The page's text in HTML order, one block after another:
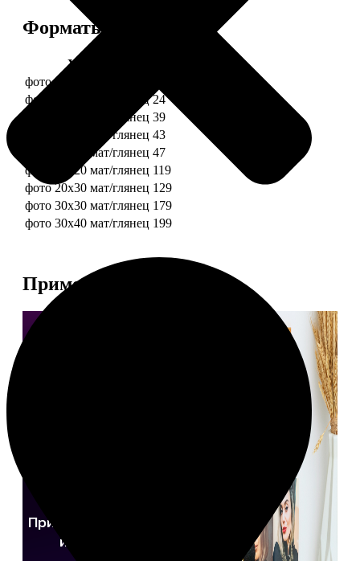
Форматы и цены
Услуга
фото 10х10 мат/глянец
фото 10х15 мат/глянец 24
фото 13х18 мат/глянец 39
фото 15х15 мат/глянец 43
фото 15х20 мат/глянец 47
фото 20х20 мат/глянец 119
фото 20х30 мат/глянец 129
фото 30х30 мат/глянец 179
фото 30х40 мат/глянец 199
Примеры работ